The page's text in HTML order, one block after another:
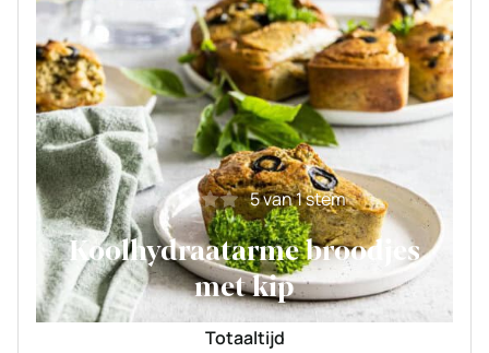
5van 1 stem
Koolhydraatarme broodjes
met kip
Totaaltijd